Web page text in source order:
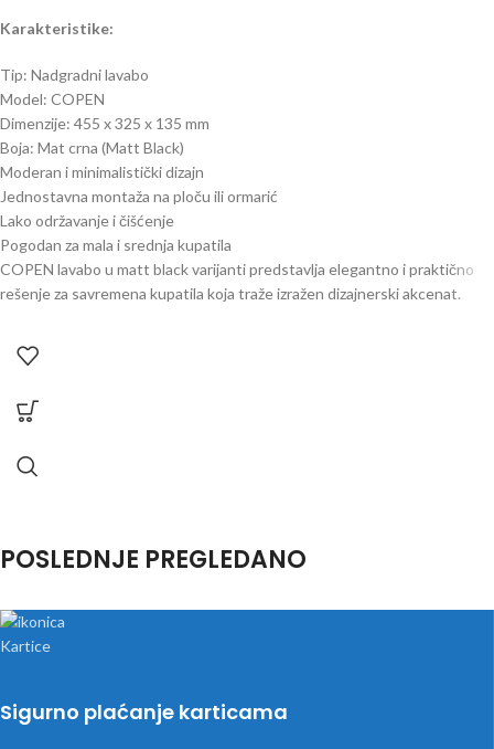
Karakteristike:
Tip: Nadgradni lavabo
Model: COPEN
Dimenzije: 455 x 325 x 135 mm
Boja: Mat crna (Matt Black)
Moderan i minimalistički dizajn
Jednostavna montaža na ploču ili ormarić
Lako održavanje i čišćenje
Pogodan za mala i srednja kupatila
COPEN lavabo u matt black varijanti predstavlja elegantno i praktično
rešenje za savremena kupatila koja traže izražen dizajnerski akcenat.
POSLEDNJE PREGLEDANO
Sigurno plaćanje karticama